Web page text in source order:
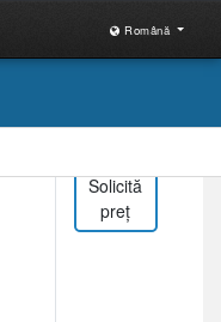
Română
Solicită
preț